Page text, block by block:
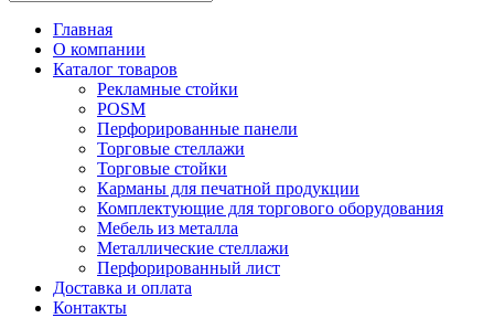
Главная
О компании
Каталог товаров
Рекламные стойки
POSM
Перфорированные панели
Торговые стеллажи
Торговые стойки
Карманы для печатной продукции
Комплектующие для торгового оборудования
Мебель из металла
Металлические стеллажи
Перфорированный лист
Доставка и оплата
Контакты